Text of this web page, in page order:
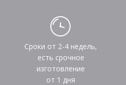
Сроки от 2-4 недель,
есть срочное
изготовление
от 1 дня